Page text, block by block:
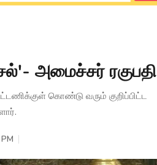
அமைச்சர் ரகுபதி
கொண்டு வரும் குறிப்பிட்ட